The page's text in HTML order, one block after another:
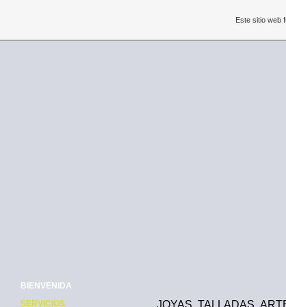
BIENVENIDA
SERVICIOS
JOYAS TALLADAS
Este sitio web